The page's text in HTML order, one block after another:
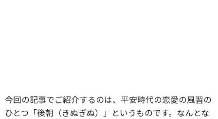
今回の記事でご紹介するのは、平安時代の恋愛の風習の
ひとつ「後朝（きぬぎぬ）」というものです。なんとな